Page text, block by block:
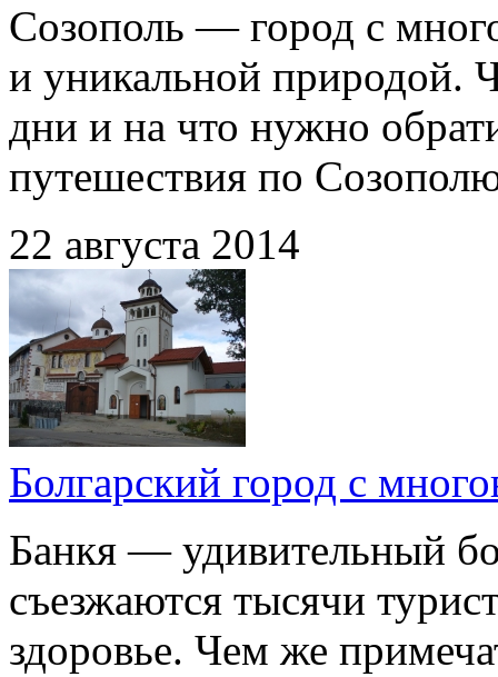
Созополь — город с
и уникальной природой.
дни и на что нужно
путешествия по
22 августа 2014
Болгарский город с
Банкя — удивительный
съезжаются тысячи
здоровье. Чем же